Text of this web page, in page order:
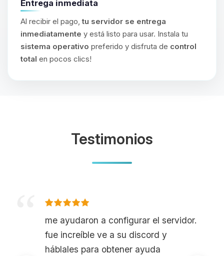
Entrega inmediata
Al recibir el pago,tu servidor se entrega
inmediatamente y está listo para usar. Instala tu
sistema operativo preferido y disfruta de control
total en pocos clics!
Testimonios
me ayudaron a configurar el servidor.
fue increíble ve a su discord y
háblales para obtener ayuda